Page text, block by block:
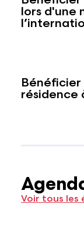
lors d'une
Bénéficier
résidence
Voir tous les